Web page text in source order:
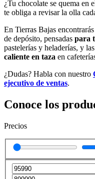
¿Tu chocolate se quema en
te obliga a revisar la olla
En Tierras Bajas
de depósito, pensadas para
pastelerías y heladerías, y
caliente en taza en
¿Dudas? Habla con nuestro
ejecutivo de ventas.
Conoce los
Precios